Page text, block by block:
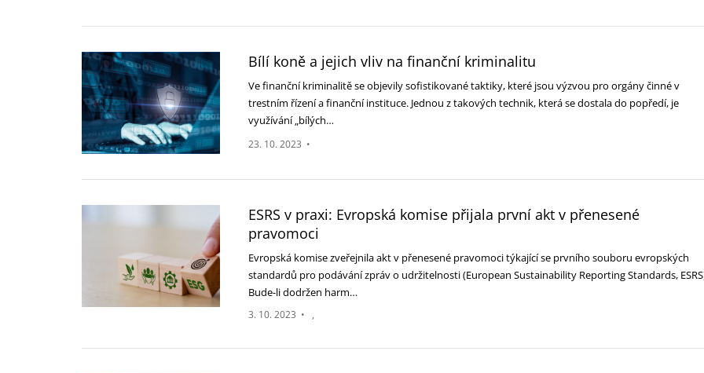
Bílí koně a jejich vliv na finanční kriminalitu
Ve finanční kriminalitě se objevily sofistikované taktiky, které jsou výzvou pro orgány činné v
trestním řízení a finanční instituce. Jednou z takových technik, která se dostala do popředí, je
využívání „bílých…
23. 10. 2023 •
ESRS v praxi: Evropská komise přijala první akt v přenesené
pravomoci
Evropská komise zveřejnila akt v přenesené pravomoci týkající se prvního souboru evropských
standardů pro podávání zpráv o udržitelnosti (European Sustainability Reporting Standards,
Bude-li dodržen harm…
3. 10. 2023 •